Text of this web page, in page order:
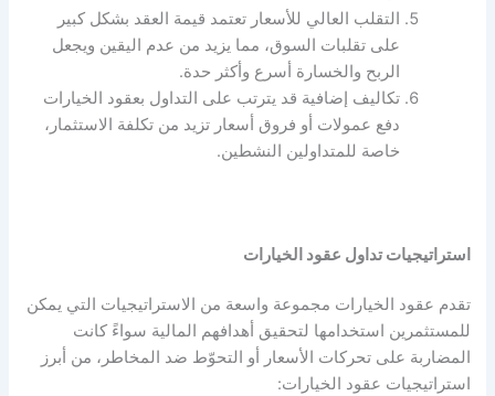
التقلب العالي للأسعار تعتمد قيمة العقد بشكل كبير
على تقلبات السوق، مما يزيد من عدم اليقين ويجعل
الربح والخسارة أسرع وأكثر حدة.
تكاليف إضافية قد يترتب على التداول بعقود الخيارات
دفع عمولات أو فروق أسعار تزيد من تكلفة الاستثمار،
خاصة للمتداولين النشطين.
استراتيجيات تداول عقود الخيارات
تقدم عقود الخيارات مجموعة واسعة من الاستراتيجيات التي يمكن
للمستثمرين استخدامها لتحقيق أهدافهم المالية سواءً كانت
المضاربة على تحركات الأسعار أو التحوّط ضد المخاطر، من أبرز
استراتيجيات عقود الخيارات: